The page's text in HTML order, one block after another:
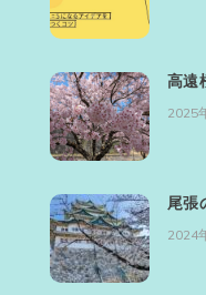
高遠
2025
尾張
2024